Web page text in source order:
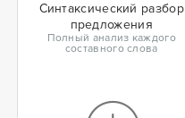
Синтаксический разбор
предложения
Полный анализ каждого
составного слова